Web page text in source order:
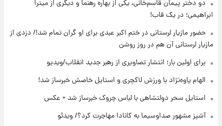
لیونل مسی عزادار شد! + جزئیات
۲۳ ساعت پیش
لحظه برخورد رعد و برق به ساختمان مرکز تجارت
جهانی در آمریکا + فیلم
۲۳ ساعت پیش
برای اولین بار؛ انتشار تصاویری از رهبر جدید
دو دختر پیمان قاسم‌خانی، یکی از بهاره رهنما و دیگری از میترا
ابراهیمی؛ در یک قاب!
حضور مازیار لرستانی در ختم اکبر عبدی برای او گران تمام شد!/ دزدی از
مازیار لرستانی آن هم در روز روشن
برای اولین بار؛ انتشار تصاویری از رهبر جدید انقلاب/ویدیو
الهام پاوه‌نژاد با ورزش لاکچری و استایل خاصش خبرساز شد!
استایل سحر دولتشاهی با لباس چروک خبرساز شد + عکس
آشپز مشهور صداوسیما به کانادا مهاجرت کرد؟/ ویدئو